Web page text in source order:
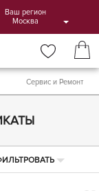
Ваш регион
Москва
Сервис и Ремонт